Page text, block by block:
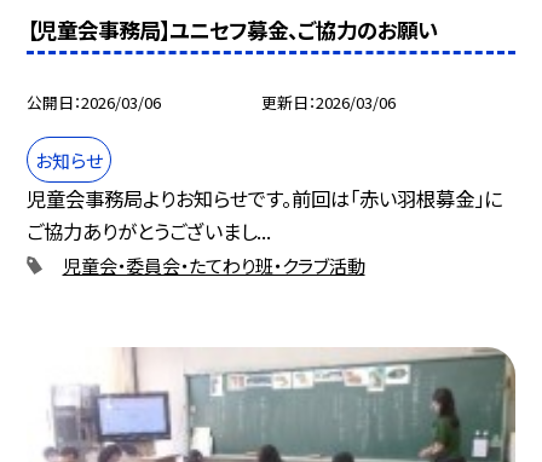
【児童会事務局】ユニセフ募金、ご協力のお願い
公開日 2026/03/06 更新日 2026/03/06
お知らせ
児童会事務局よりお知らせです。前回は「赤い羽根募金」に
ご協力ありがとうございまし...
児童会・委員会・たてわり班・クラブ活動